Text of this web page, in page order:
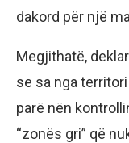
dakord për një
Megjithatë,
se sa nga
parë nën
“zonës gri” që